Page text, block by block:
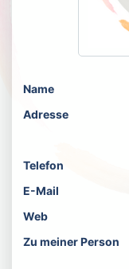
Name
Adresse
Telefon
E-Mail
Web
Zu meiner Person